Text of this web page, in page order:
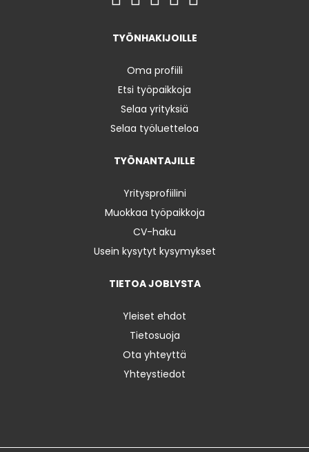
TYÖNHAKIJOILLE
Oma profiili
Etsi työpaikkoja
Selaa yrityksiä
Selaa työluetteloa
TYÖNANTAJILLE
Yritysprofiilini
Muokkaa työpaikkoja
CV-haku
Usein kysytyt kysymykset
TIETOA JOBLYSTA
Yleiset ehdot
Tietosuoja
Ota yhteyttä
Yhteystiedot